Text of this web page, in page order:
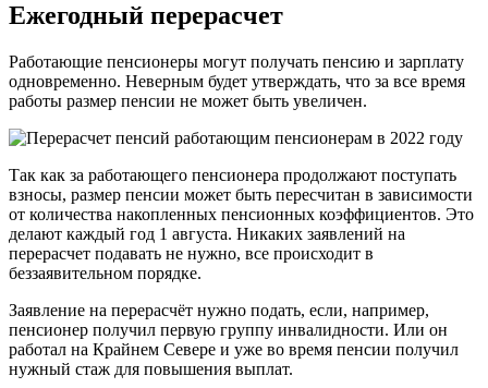
Ежегодный перерасчет
Работающие пенсионеры могут получать пенсию и зарплату
одновременно. Неверным будет утверждать, что за все время
работы размер пенсии не может быть увеличен.
Так как за работающего пенсионера продолжают поступать
взносы, размер пенсии может быть пересчитан в зависимости
от количества накопленных пенсионных коэффициентов. Это
делают каждый год 1 августа. Никаких заявлений на
перерасчет подавать не нужно, все происходит в
беззаявительном порядке.
Заявление на перерасчёт нужно подать, если, например,
пенсионер получил первую группу инвалидности. Или он
работал на Крайнем Севере и уже во время пенсии получил
нужный стаж для повышения выплат.